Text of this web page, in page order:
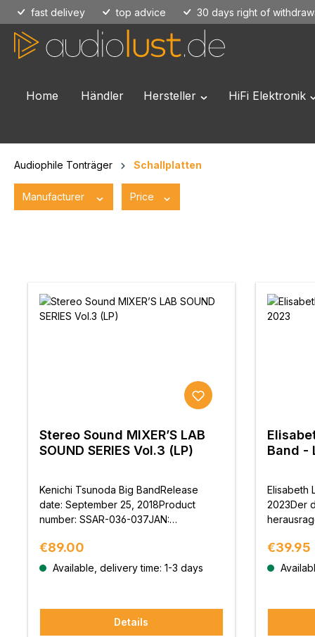
to main content
Skip to search
Skip to main navigation
fast delivey top advice 30 days right of
Home Händler Hersteller Open or close the
HiFi Elektronik
Audiophile Tonträger Schallplatten
Manufacturer Price
Stereo Sound MIXER’S LAB
SOUND SERIES Vol.3 (LP)
Kenichi Tsunoda Big BandRelease
date: September 25, 2018Product
number: SSAR-036-037JAN:
180g, limited edition heavyweight
vinylBig Band Series, Analog Disc
Regular price:
€89.00
Available, delivery time: 1-3 days
Details
Band -
Elisabeth
2023Der
den
Regular
€39.95